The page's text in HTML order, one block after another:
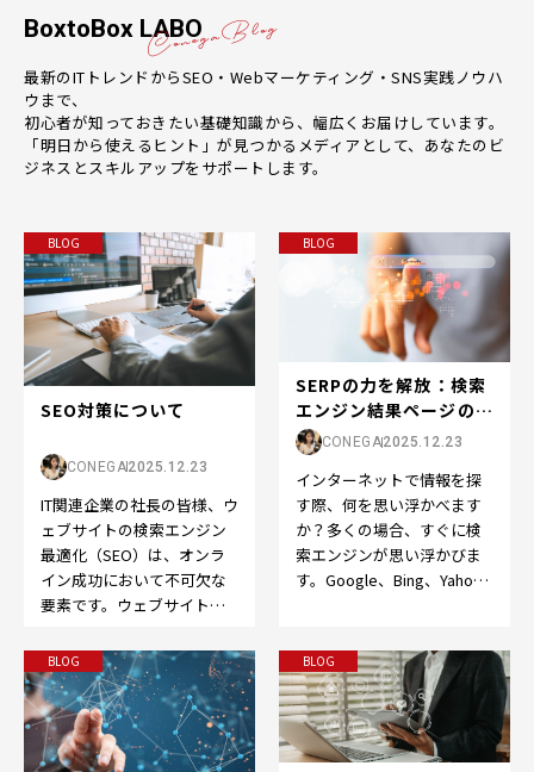
BoxtoBox LABO
最新のITトレンドからSEO・Webマーケティング・SNS実践ノウハ
ウまで、
初心者が知っておきたい基礎知識から、幅広くお届けしています。
「明日から使えるヒント」が見つかるメディアとして、あなたのビ
ジネスとスキルアップをサポートします。
BLOG
SEO対策について
CONEGA2025.12.23
IT関連企業の社長の皆様、ウ
ェブサイトの検索エンジン
最適化（SEO）は、オンラ
イン成功において不可欠な
要素です。ウェブサイトを
ポイントを押さえてS…
BLOG
SERPの力を解放：検索
エンジン結果ページの世
界へようこそ
CONEGA2025.12.23
インターネットで情報を探
す際、何を思い浮かべます
か？多くの場合、すぐに検
索エンジンが思い浮かびま
す。Google、Bing、Yahoo
BLOG BLOG